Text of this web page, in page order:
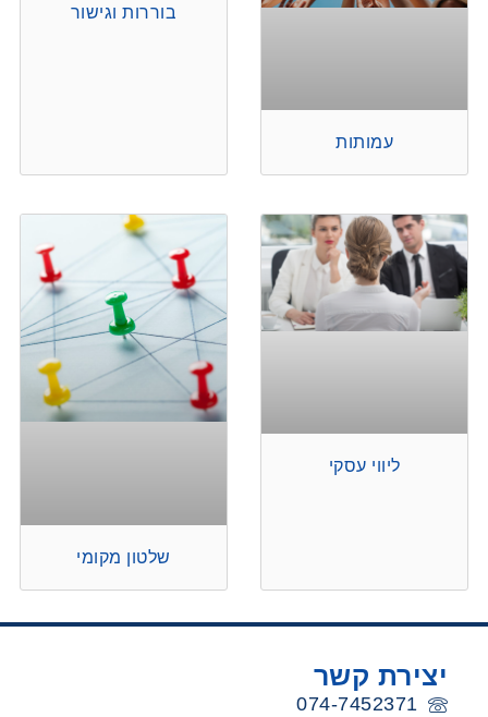
עמותות
בוררות וגישור
ליווי עסקי
שלטון מקומי
יצירת קשר
074-7452371